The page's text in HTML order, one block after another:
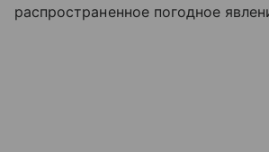
распространенное погодное